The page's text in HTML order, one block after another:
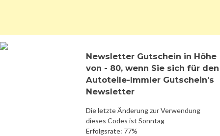
Newsletter Gutschein in Höhe
von - 80, wenn Sie sich für den
Autoteile-Immler Gutschein's
Newsletter
Die letzte Änderung zur Verwendung
dieses Codes ist Sonntag
Erfolgsrate: 77%